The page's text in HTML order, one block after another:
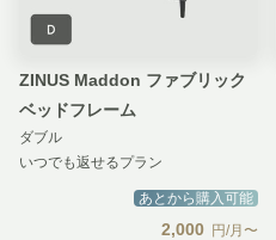
ZINUS Maddon ファブリック
ベッドフレーム
ダブル
いつでも返せるプラン
あとから購入可能
2,000 円/月〜